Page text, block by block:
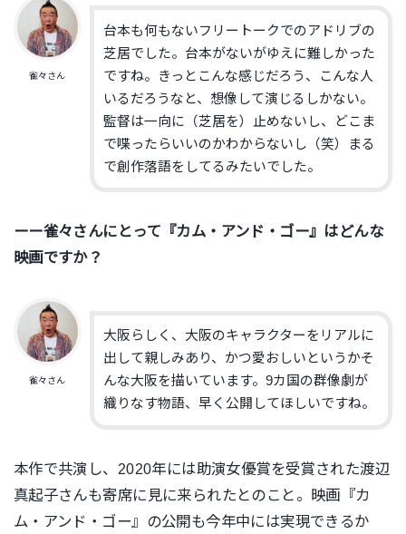
雀々さん
台本も何もないフリートークでのアドリブの
芝居でした。台本がないがゆえに難しかった
ですね。きっとこんな感じだろう、こんな人
いるだろうなと、想像して演じるしかない。
監督は一向に（芝居を）止めないし、どこま
で喋ったらいいのかわからないし（笑）まる
で創作落語をしてるみたいでした。
ーー雀々さんにとって『カム・アンド・ゴー』はどんな
映画ですか？
雀々さん
大阪らしく、大阪のキャラクターをリアルに
出して親しみあり、かつ愛おしいというかそ
んな大阪を描いています。9カ国の群像劇が
織りなす物語、早く公開してほしいですね。
本作で共演し、2020年には助演女優賞を受賞された渡辺
真起子さんも寄席に見に来られたとのこと。映画『カ
ム・アンド・ゴー』の公開も今年中には実現できるか